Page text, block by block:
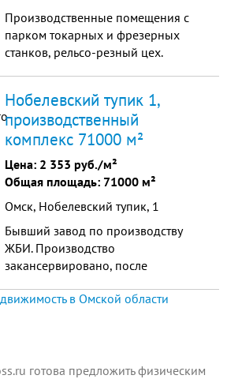
Производственные помещения с
парком токарных и фрезерных
станков, рельсо-резный цех.
до ворот предприятия. Рядом
проходит улица с большим
автомобильным трафиком.
Нобелевский тупик 1,
производственный
комплекс 71000 м²
Цена: 2 353 руб./м²
Общая площадь: 71000 м²
Омск, Нобелевский тупик, 1
Бывший завод по производству
ЖБИ. Производство
закансервировано, после
работ, полностью готово к работе.
предприятия.
в Омской области
готова предложить физическим